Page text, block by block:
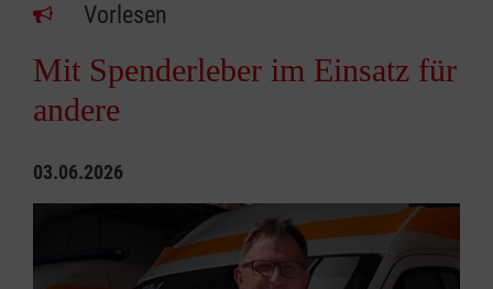
Vorlesen
Mit Spenderleber im Einsatz für
andere
03.06.2026